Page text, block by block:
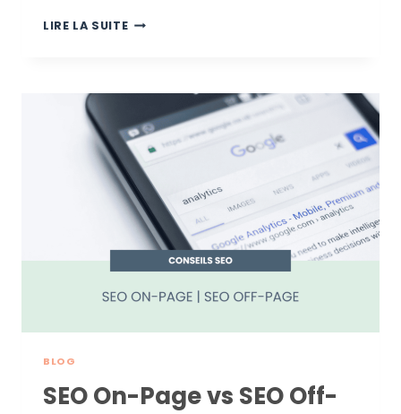
LIRE LA SUITESEO
QUELLE
STRATÉGIE
PRIVILÉGIER
POUR
UN
CONTENU
PERFORMANT
?
BLOG
SEO On-Page vs SEO Off-